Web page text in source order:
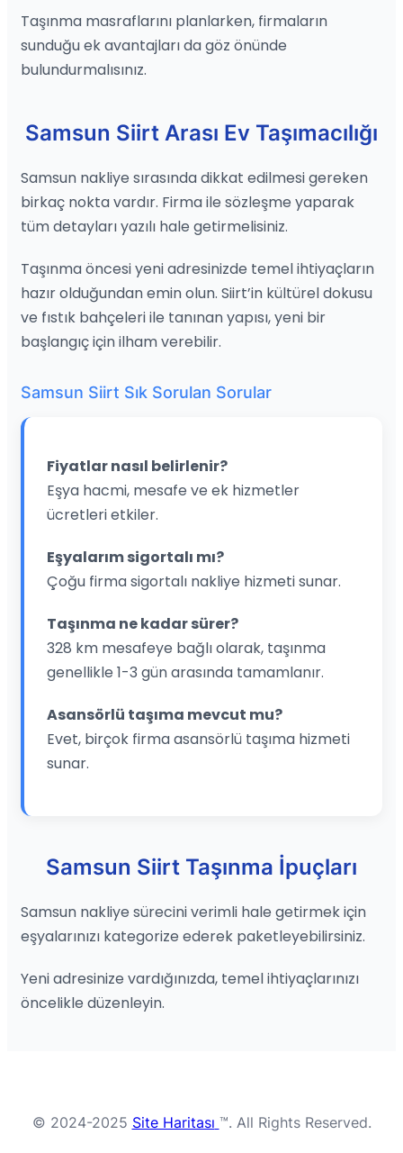
Taşınma masraflarını planlarken, firmaların
sunduğu ek avantajları da göz önünde
bulundurmalısınız.
Samsun Siirt Arası Ev Taşımacılığı
Samsun nakliye sırasında dikkat edilmesi gereken
birkaç nokta vardır. Firma ile sözleşme yaparak
tüm detayları yazılı hale getirmelisiniz.
Taşınma öncesi yeni adresinizde temel ihtiyaçların
hazır olduğundan emin olun. Siirt’in kültürel dokusu
ve fıstık bahçeleri ile tanınan yapısı, yeni bir
başlangıç için ilham verebilir.
Samsun Siirt Sık Sorulan Sorular
Fiyatlar nasıl belirlenir?
Eşya hacmi, mesafe ve ek hizmetler
ücretleri etkiler.
Eşyalarım sigortalı mı?
Çoğu firma sigortalı nakliye hizmeti sunar.
Taşınma ne kadar sürer?
328 km mesafeye bağlı olarak, taşınma
genellikle 1-3 gün arasında tamamlanır.
Asansörlü taşıma mevcut mu?
Evet, birçok firma asansörlü taşıma hizmeti
sunar.
Samsun Siirt Taşınma İpuçları
Samsun nakliye sürecini verimli hale getirmek için
eşyalarınızı kategorize ederek paketleyebilirsiniz.
Yeni adresinize vardığınızda, temel ihtiyaçlarınızı
öncelikle düzenleyin.
© 2024-2025 Site Haritası ™. All Rights Reserved.